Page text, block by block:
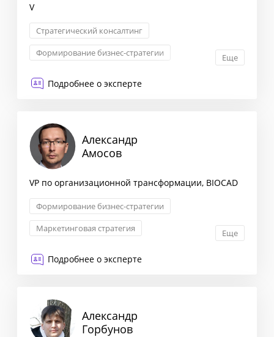
V
Стратегический консалтинг
Формирование бизнес-стратегии
Еще
Подробнее о эксперте
Александр
Амосов
VP по организационной трансформации, BIOCAD
Формирование бизнес-стратегии
Маркетинговая стратегия
Еще
Подробнее о эксперте
Александр
Горбунов